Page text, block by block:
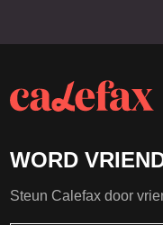
WORD
Steun Calefax door